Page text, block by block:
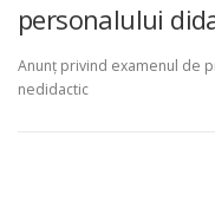
personalului
Anunț privind examenul de
nedidactic